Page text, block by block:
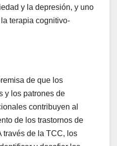
y la depresión, y uno
terapia cognitivo-
de que los
y los patrones de
contribuyen al
de los trastornos de
través de la TCC, los